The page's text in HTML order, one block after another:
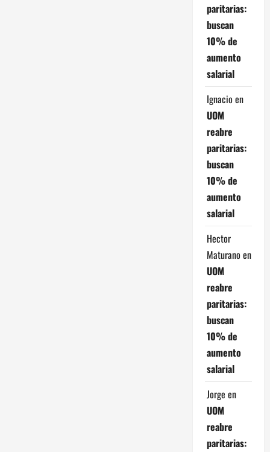
paritarias:
buscan
10% de
aumento
salarial
Ignacio en
UOM
reabre
paritarias:
buscan
10% de
aumento
salarial
Hector
Maturano en
UOM
reabre
paritarias:
buscan
10% de
aumento
salarial
Jorge en
UOM
reabre
paritarias: